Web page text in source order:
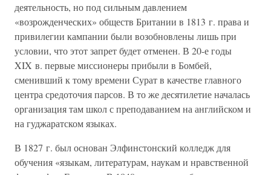
деятельность, но под сильным давлением
«возрожденческих» обществ Британии в 1813 г. права и
привилегии кампании были возобновлены лишь при
условии, что этот запрет будет отменен. В 20-е годы
XIX в. первые миссионеры прибыли в Бомбей,
сменивший к тому времени Сурат в качестве главного
центра средоточия парсов. В то же десятилетие началась
организация там школ с преподаванием на английском и
на гуджаратском языках.
В 1827 г. был основан Элфинстонский колледж для
обучения «языкам, литературам, наукам и нравственной